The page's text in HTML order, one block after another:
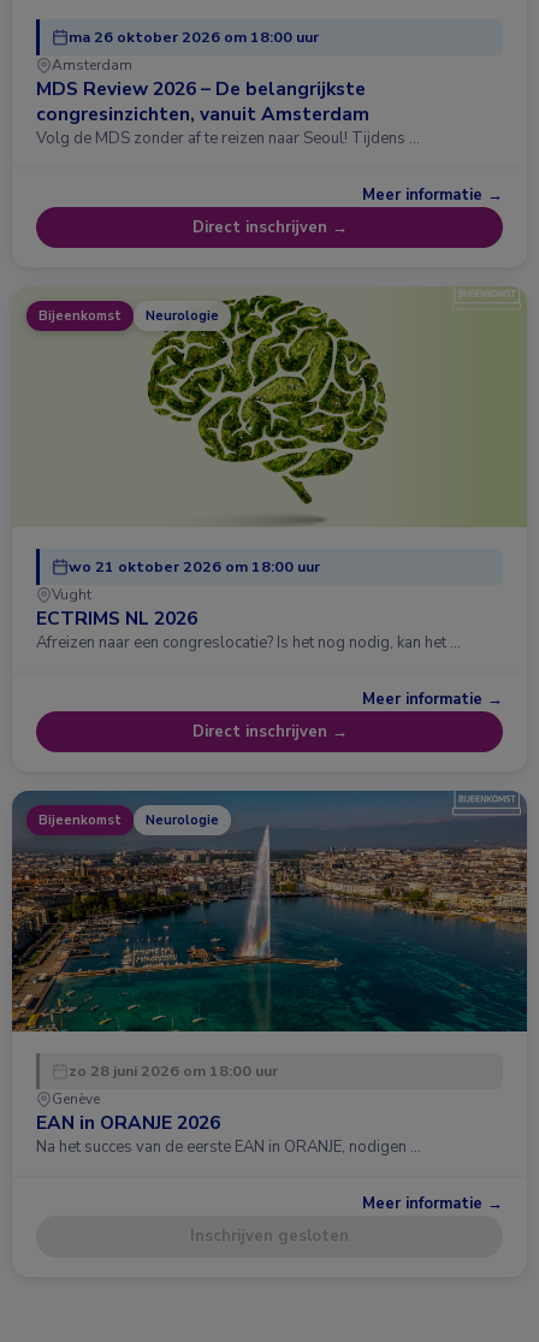
ma 26 oktober 2026 om 18:00 uur
Amsterdam
MDS Review 2026 – De belangrijkste
congresinzichten, vanuit Amsterdam
Volg de MDS zonder af te reizen naar Seoul! Tijdens …
Meer informatie →
Direct inschrijven →
Bijeenkomst Neurologie
wo 21 oktober 2026 om 18:00 uur
Vught
ECTRIMS NL 2026
Afreizen naar een congreslocatie? Is het nog nodig, kan het …
Meer informatie →
Direct inschrijven →
Bijeenkomst Neurologie
zo 28 juni 2026 om 18:00 uur
Genève
EAN in ORANJE 2026
Na het succes van de eerste EAN in ORANJE, nodigen …
Meer informatie →
Inschrijven gesloten